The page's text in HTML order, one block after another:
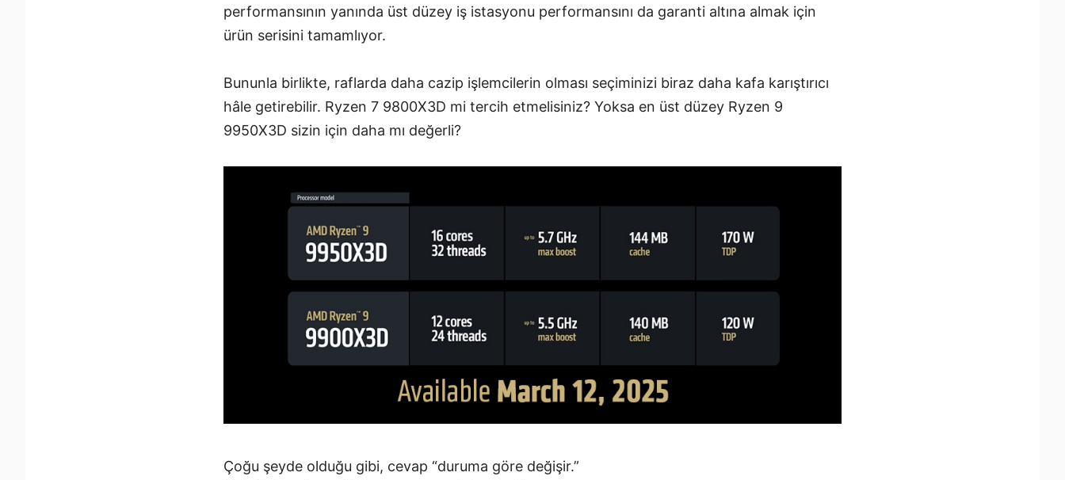
performansının yanında üst düzey iş istasyonu performansını da garanti altına almak için
ürün serisini tamamlıyor.
Bununla birlikte, raflarda daha cazip işlemcilerin olması seçiminizi biraz daha kafa karıştırıcı
hâle getirebilir. Ryzen 7 9800X3D mi tercih etmelisiniz? Yoksa en üst düzey Ryzen 9
9950X3D sizin için daha mı değerli?
Çoğu şeyde olduğu gibi, cevap “duruma göre değişir.”